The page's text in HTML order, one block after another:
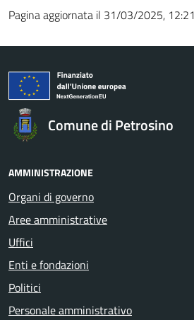
Pagina aggiornata il 31/03/2025, 12:21
Comune di Petrosino
AMMINISTRAZIONE
Organi di governo
Aree amministrative
Uffici
Enti e fondazioni
Politici
Personale amministrativo